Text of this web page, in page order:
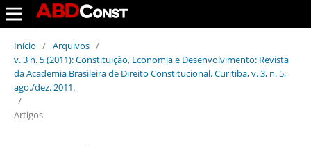
Início / Arquivos /
v. 3 n. 5 (2011): Constituição, Economia e Desenvolvimento: Revista
da Academia Brasileira de Direito Constitucional. Curitiba, v. 3, n. 5,
ago./dez. 2011.
/
Artigos